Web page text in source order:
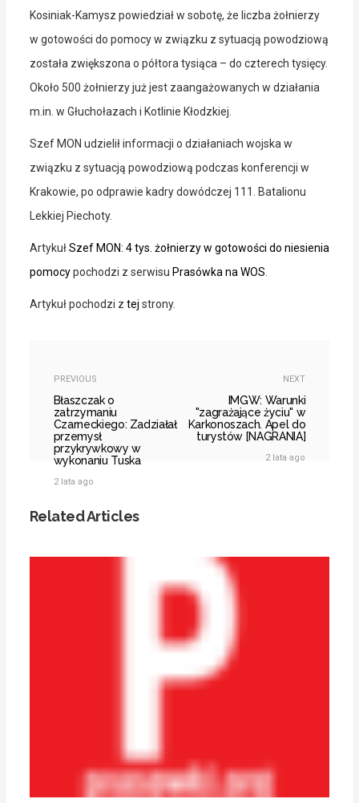
Kosiniak-Kamysz powiedział w sobotę, że liczba żołnierzy
w gotowości do pomocy w związku z sytuacją powodziową
została zwiększona o półtora tysiąca – do czterech tysięcy.
Około 500 żołnierzy już jest zaangażowanych w działania
m.in. w Głuchołazach i Kotlinie Kłodzkiej.
Szef MON udzielił informacji o działaniach wojska w
związku z sytuacją powodziową podczas konferencji w
Krakowie, po odprawie kadry dowódczej 111. Batalionu
Lekkiej Piechoty.
ArtykułSzef MON: 4 tys. żołnierzy w gotowości do niesienia
pomocypochodzi z serwisu Prasówka na WOS
Artykuł pochodzi z tej strony.
PREVIOUS
Błaszczak o
zatrzymaniu
Czarneckiego: Zadziałał
przemysł
przykrywkowy w
wykonaniu Tuska
2 lata ago
NEXT
IMGW: Warunki
"zagrażające życiu" w
Karkonoszach. Apel do
turystów [NAGRANIA]
2 lata ago
Related Articles